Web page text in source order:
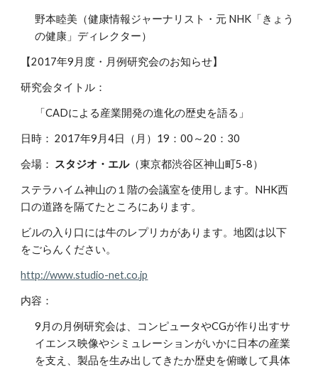
野本睦美（健康情報ジャーナリスト・元 NHK「きょう
の健康」ディレクター）
【2017年9月度・月例研究会のお知らせ】
研究会タイトル：
「CADによる産業開発の進化の歴史を語る」
日時： 2017年9月4日（月）19：00～20：30
会場： スタジオ・エル（東京都渋谷区神山町5-8）
ステラハイム神山の１階の会議室を使用します。NHK西
口の道路を隔てたところにあります。
ビルの入り口には牛のレプリカがあります。地図は以下
をごらんください。
http://www.studio-net.co.jp
内容：
9月の月例研究会は、コンピュータやCGが作り出すサ
イエンス映像やシミュレーションがいかに日本の産業
を支え、製品を生み出してきたか歴史を俯瞰して具体